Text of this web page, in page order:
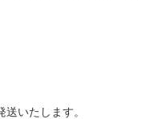
いたします。